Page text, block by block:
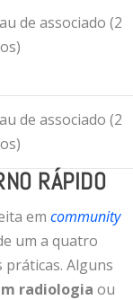
de associado (2
de associado (2
RÁPIDO
emcommunity
um a quatro
práticas. Alguns
radiologia ou